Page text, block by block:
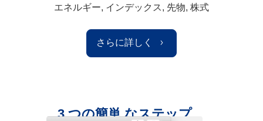
エネルギー, インデックス, 先物, 株式
さらに詳しく
3 つの簡単 なステップ